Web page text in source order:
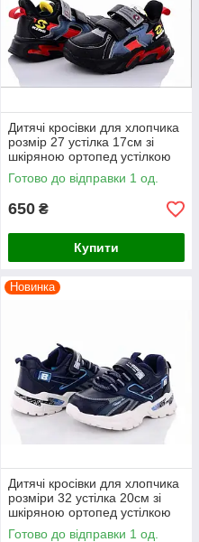
Дитячі кросівки для хлопчика
розмір 27 устілка 17см зі
шкіряною ортопед устілкою
ВВТ чорні
Готово до відправки 1 од.
650 ₴
Купити
Новинка
Дитячі кросівки для хлопчика
розміри 32 устілка 20см зі
шкіряною ортопед устілкою
ВВТ сині
Готово до відправки 1 од.